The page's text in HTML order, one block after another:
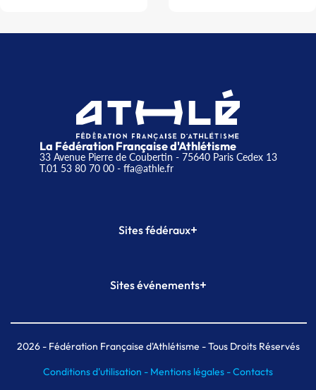
La Fédération Française d'Athlétisme
33 Avenue Pierre de Coubertin - 75640 Paris Cedex 13
T.01 53 80 70 00- ffa@athle.fr
Sites fédéraux+
Plateforme Formation
Sites événements+
Meeting de Paris indoor
MAIF Ekiden de Paris
2026- Fédération Française d'Athlétisme - Tous Droits Réservés
Conditions d'utilisation - Mentions légales -Contacts